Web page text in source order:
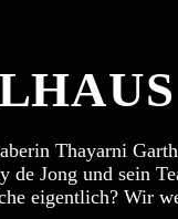
Thayarni
de Jong und sein
eigentlich? Wir